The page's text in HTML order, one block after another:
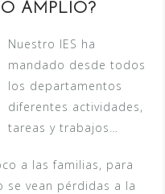
AMPLIO?
Nuestro IES ha
mandado desde todos
los departamentos
diferentes actividades,
tareas y trabajos…
a las familias, para
se vean pérdidas a la